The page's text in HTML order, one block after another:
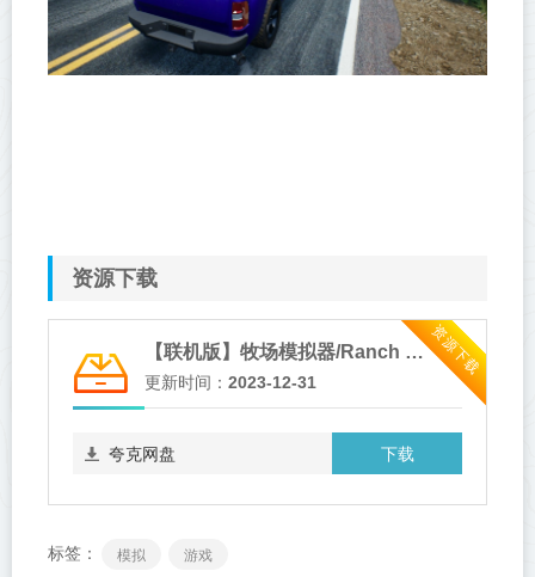
资源下载
资源下载
【联机版】牧场模拟器/Ranch Simulator/支持网络联机
更新时间： 2023-12-31
下载
夸克网盘
标签： 模拟 游戏